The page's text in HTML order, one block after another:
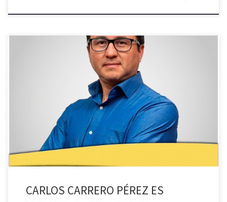
A través de sesión extraordinaria, el pasado jueves y en cumplimiento
de la ley 18.695, Orgánica Constitucional de Municipalidades, que en
su artículo 62 establece que “en caso de vacancia del cargo de
alcalde, el concejo deberá nombrar, de entre sus miembros, a un
nuevo alcalde que lo reemplace, elegido […]
CARLOS CARRERO PÉREZ ES